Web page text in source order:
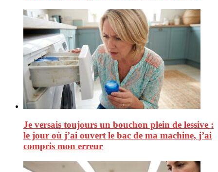
Je versais toujours un bouchon plein de lessive :
le jour où j’ai ouvert le bac de ma machine, j’ai
compris mon erreur